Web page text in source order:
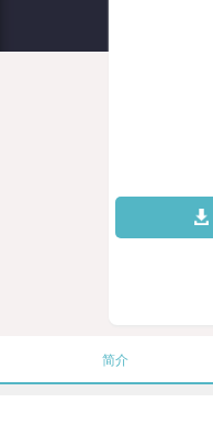
简介